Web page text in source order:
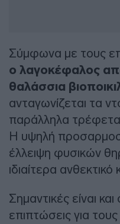
Σύμφωνα με τους
ο λαγοκέφαλος
θαλάσσια
ανταγωνίζεται τα
παράλληλα
Η υψηλή
έλλειψη φυσικών
ιδιαίτερα ανθεκτικό
Σημαντικές είναι και
επιπτώσεις για τους